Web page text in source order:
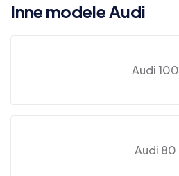
Inne modele Audi
Audi 100
Audi 80